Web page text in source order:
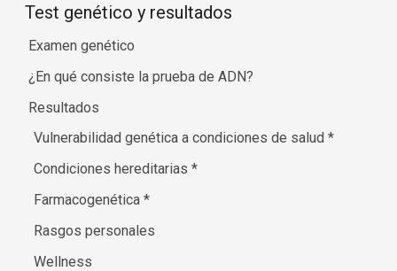
Test genético y resultados
Examen genético
¿En qué consiste la prueba de ADN?
Resultados
Vulnerabilidad genética a condiciones de salud*
Condiciones hereditarias*
Farmacogenética*
Rasgos personales
Wellness